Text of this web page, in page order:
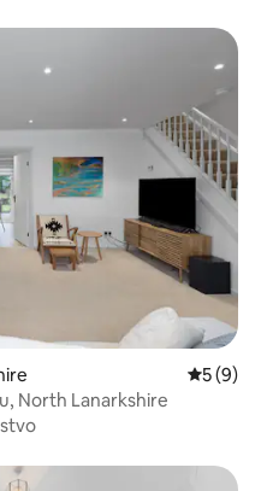
5 (9)
North Lanarkshire